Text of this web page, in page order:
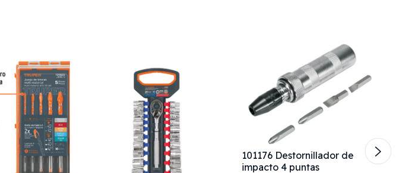
101176 Destornillador de
impacto 4 puntas